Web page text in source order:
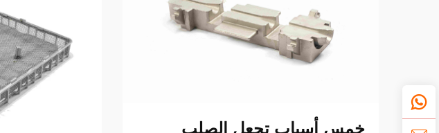
خمس أسباب تجعل الصلب